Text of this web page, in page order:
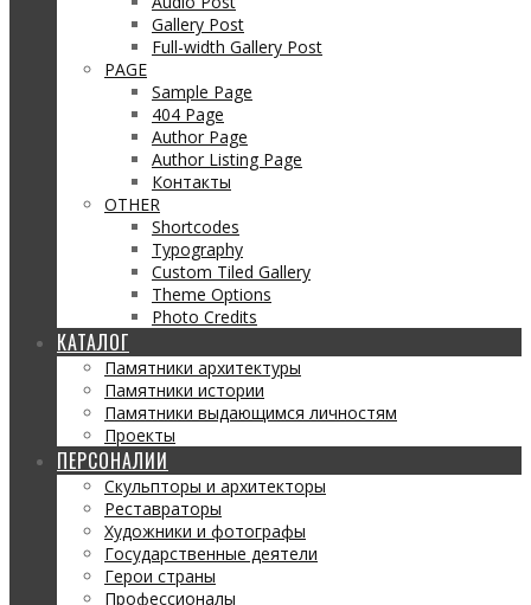
Gallery Post
Full-width Gallery Post
PAGE
Sample Page
404 Page
Author Page
Author Listing Page
Контакты
OTHER
Shortcodes
Typography
Custom Tiled Gallery
Theme Options
Photo Credits
КАТАЛОГ
Памятники архитектуры
Памятники истории
Памятники выдающимся личностям
Проекты
ПЕРСОНАЛИИ
Скульпторы и архитекторы
Реставраторы
Художники и фотографы
Государственные деятели
Герои страны
Профессионалы